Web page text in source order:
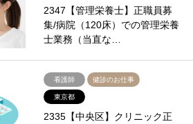
2347【管理栄養士】正職員募
集/病院（120床）での管理栄養
士業務（当直な…
看護師 健診のお仕事
東京都
2335【中央区】クリニック正